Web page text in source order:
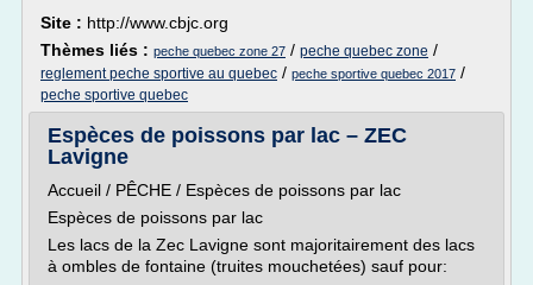
Site : http://www.cbjc.org
Thèmes liés : peche quebec zone 27 / peche quebec zone /
reglement peche sportive au quebec / peche sportive quebec 2017 /
peche sportive quebec
Espèces de poissons par lac – ZEC
Lavigne
Accueil / PÊCHE / Espèces de poissons par lac
Espèces de poissons par lac
Les lacs de la Zec Lavigne sont majoritairement des lacs
à ombles de fontaine (truites mouchetées) sauf pour: